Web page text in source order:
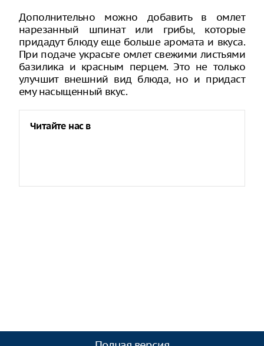
Дополнительно можно добавить в омлет
нарезанный шпинат или грибы, которые
придадут блюду еще больше аромата и вкуса.
При подаче украсьте омлет свежими листьями
базилика и красным перцем. Это не только
улучшит внешний вид блюда, но и придаст
ему насыщенный вкус.
Читайте нас в